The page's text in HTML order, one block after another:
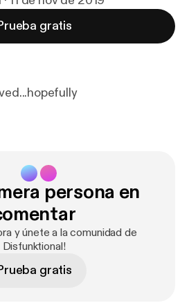
gratis
persona en
y únete a la comunidad de
Disfunktional!
gratis